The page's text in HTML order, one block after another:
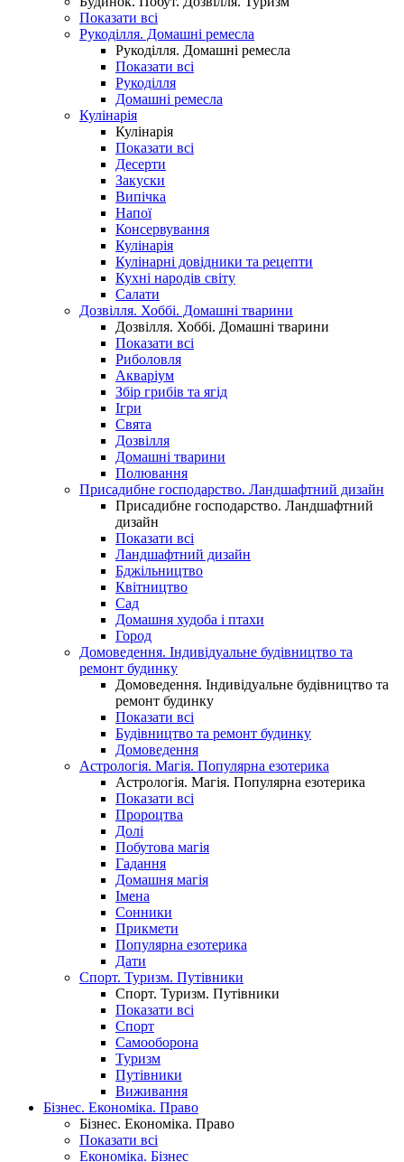
Показати всі
Рукоділля. Домашні ремесла
Рукоділля. Домашні ремесла
Показати всі
Рукоділля
Домашні ремесла
Кулінарія
Кулінарія
Показати всі
Десерти
Закуски
Випічка
Напої
Консервування
Кулінарія
Кулінарні довідники та рецепти
Кухні народів світу
Салати
Дозвілля. Хоббі. Домашні тварини
Дозвілля. Хоббі. Домашні тварини
Показати всі
Риболовля
Акваріум
Збір грибів та ягід
Ігри
Свята
Дозвілля
Домашні тварини
Полювання
Присадибне господарство. Ландшафтний дизайн
Присадибне господарство. Ландшафтний
дизайн
Показати всі
Ландшафтний дизайн
Бджільництво
Квітництво
Сад
Домашня худоба і птахи
Город
Домоведення. Індивідуальне будівництво та
ремонт будинку
Домоведення. Індивідуальне будівництво та
ремонт будинку
Показати всі
Будівництво та ремонт будинку
Домоведення
Астрологія. Магія. Популярна езотерика
Астрологія. Магія. Популярна езотерика
Показати всі
Пророцтва
Долі
Побутова магія
Гадання
Домашня магія
Імена
Сонники
Прикмети
Популярна езотерика
Дати
Спорт. Туризм. Путівники
Спорт. Туризм. Путівники
Показати всі
Спорт
Самооборона
Туризм
Путівники
Виживання
Бізнес. Економіка. Право
Бізнес. Економіка. Право
Показати всі
Економіка. Бізнес